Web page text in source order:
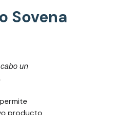
Sovena
un
producto